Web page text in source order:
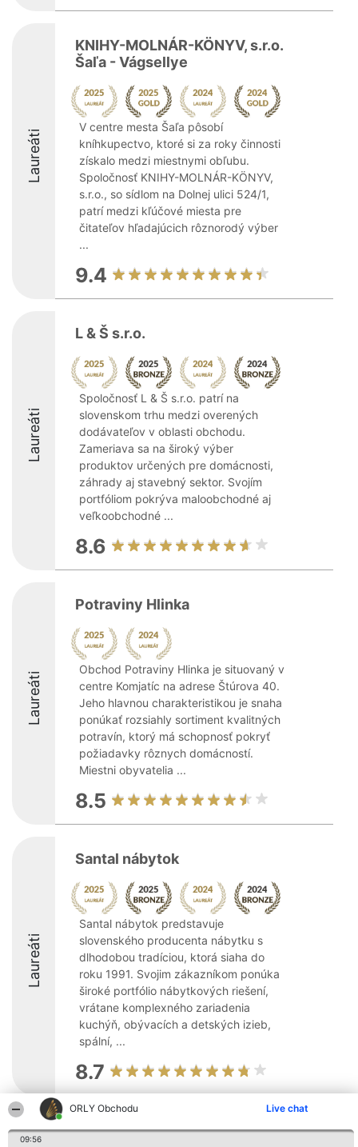
ORLY Obchodu Live chat
09:56
Laureáti
KNIHY-MOLNÁR-KÖNYV, s.r.o.
Šaľa - Vágsellye
V centre mesta Šaľa pôsobí
kníhkupectvo, ktoré si za roky činnosti
získalo medzi miestnymi obľubu.
Spoločnosť KNIHY-MOLNÁR-KÖNYV,
s.r.o., so sídlom na Dolnej ulici 524/1,
patrí medzi kľúčové miesta pre
čitateľov hľadajúcich rôznorodý výber
...
9.4
Laureáti
L & Š s.r.o.
Spoločnosť L & Š s.r.o. patrí na
slovenskom trhu medzi overených
dodávateľov v oblasti obchodu.
Zameriava sa na široký výber
produktov určených pre domácnosti,
záhrady aj stavebný sektor. Svojím
portfóliom pokrýva maloobchodné aj
veľkoobchodné ...
8.6
Laureáti
Potraviny Hlinka
Obchod Potraviny Hlinka je situovaný v
centre Komjatíc na adrese Štúrova 40.
Jeho hlavnou charakteristikou je snaha
ponúkať rozsiahly sortiment kvalitných
potravín, ktorý má schopnosť pokryť
požiadavky rôznych domácností.
Miestni obyvatelia ...
8.5
Laureáti
Santal nábytok
Santal nábytok predstavuje
slovenského producenta nábytku s
dlhodobou tradíciou, ktorá siaha do
roku 1991. Svojim zákazníkom ponúka
široké portfólio nábytkových riešení,
vrátane komplexného zariadenia
kuchýň, obývacích a detských izieb,
spální, ...
8.7
Organizátor hodnotenia
Bright Side Solutions sp. z o.
Hodnotenie Kontakt